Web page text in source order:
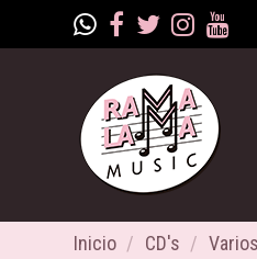
Inicio CD's Varios